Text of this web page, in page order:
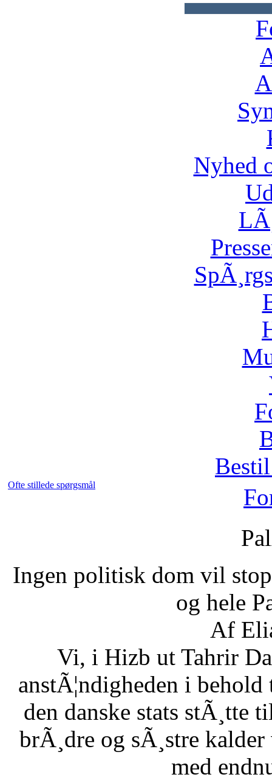
Nyhed
Ofte stillede spørgsmål
Ingen politisk dom vil
og hele
Af
Vi, i Hizb ut Tahrir
anstÃ¦ndigheden i
den danske stats stÃ¸tte
brÃ¸dre og sÃ¸stre
med